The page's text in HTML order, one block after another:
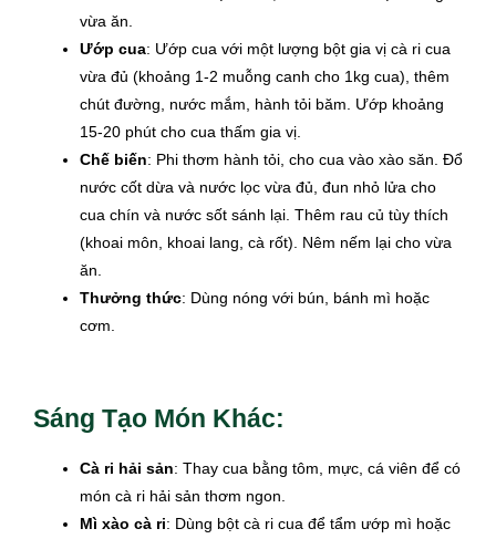
vừa ăn.
Ướp cua: Ướp cua với một lượng bột gia vị cà ri cua
vừa đủ (khoảng 1-2 muỗng canh cho 1kg cua), thêm
chút đường, nước mắm, hành tỏi băm. Ướp khoảng
15-20 phút cho cua thấm gia vị.
Chế biến: Phi thơm hành tỏi, cho cua vào xào săn. Đổ
nước cốt dừa và nước lọc vừa đủ, đun nhỏ lửa cho
cua chín và nước sốt sánh lại. Thêm rau củ tùy thích
(khoai môn, khoai lang, cà rốt). Nêm nếm lại cho vừa
ăn.
Thưởng thức: Dùng nóng với bún, bánh mì hoặc
cơm.
Sáng Tạo Món Khác:
Cà ri hải sản: Thay cua bằng tôm, mực, cá viên để có
món cà ri hải sản thơm ngon.
Mì xào cà ri: Dùng bột cà ri cua để tẩm ướp mì hoặc